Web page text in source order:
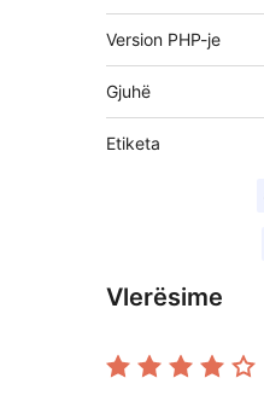
Version PHP-je
Gjuhë
Etiketa
Vlerësime